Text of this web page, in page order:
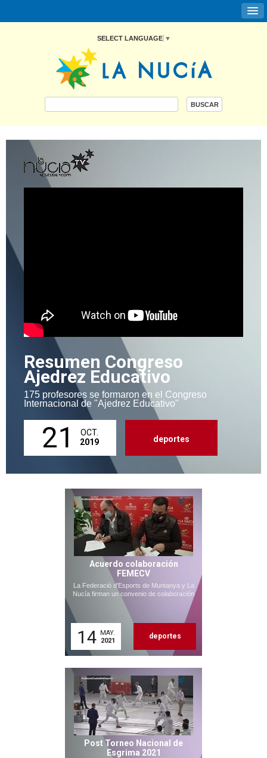
SELECT LANGUAGE ▼
Resumen Congreso
Ajedrez Educativo
175 profesores se formaron en el Congreso
Internacional de "Ajedrez Educativo"
21
OCT.
2019
deportes
Acuerdo colaboración
FEMECV
La Federació d'Esports de Muntanya y La
Nucía firman un convenio de colaboración
14 MAY.
2021
deportes
Post Torneo Nacional de
Esgrima 2021